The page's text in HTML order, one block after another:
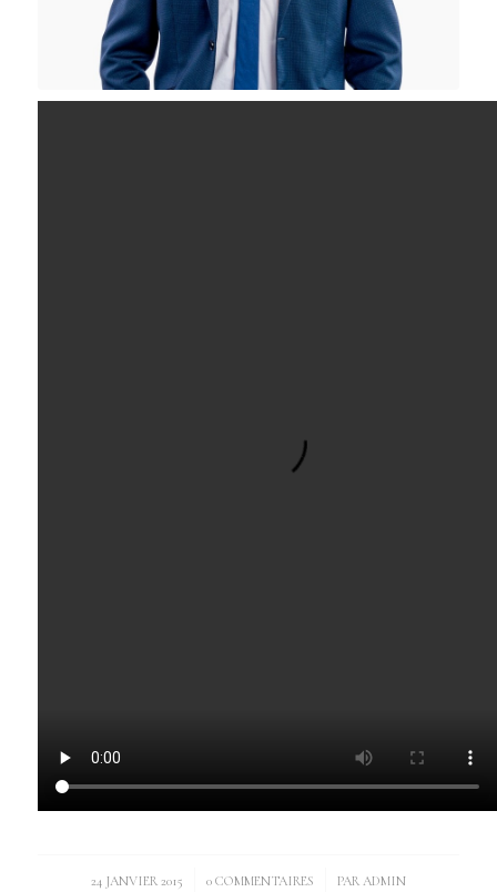
24 JANVIER 2015
/ 0 COMMENTAIRES
/ PAR ADMIN